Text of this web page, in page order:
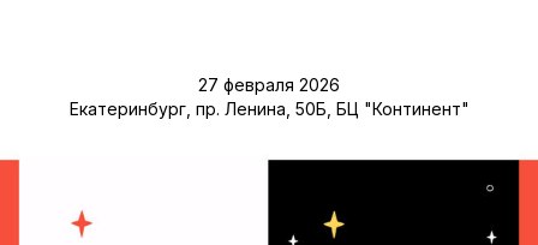
27 февраля 2026
Екатеринбург, пр. Ленина, 50Б, БЦ "Континент"